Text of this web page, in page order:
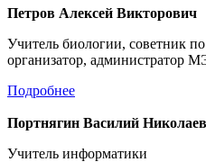
Петров Алексей Викторович
Учитель биологии, советник
организатор, администратор
Подробнее
Портнягин Василий
Учитель информатики